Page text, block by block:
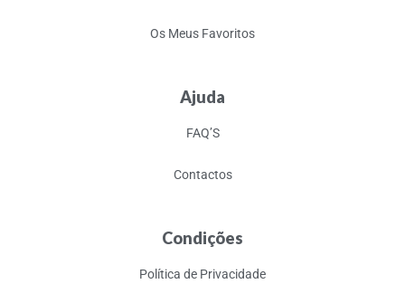
Os Meus Favoritos
Ajuda
FAQ’S
Contactos
Condições
Política de Privacidade